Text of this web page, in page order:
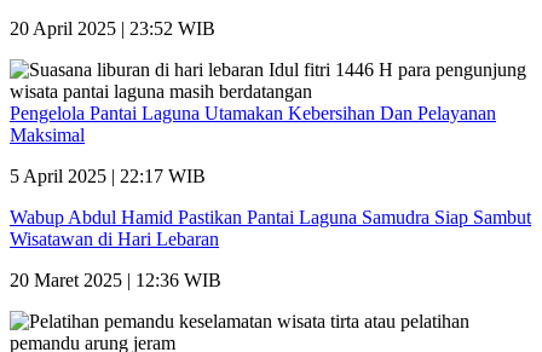
20 April 2025 | 23:52 WIB
Pengelola Pantai Laguna Utamakan Kebersihan Dan Pelayanan
Maksimal
5 April 2025 | 22:17 WIB
Wabup Abdul Hamid Pastikan Pantai Laguna Samudra Siap Sambut
Wisatawan di Hari Lebaran
20 Maret 2025 | 12:36 WIB